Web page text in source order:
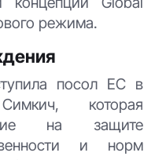
режима.
посол ЕС в
которая
на защите
и норм